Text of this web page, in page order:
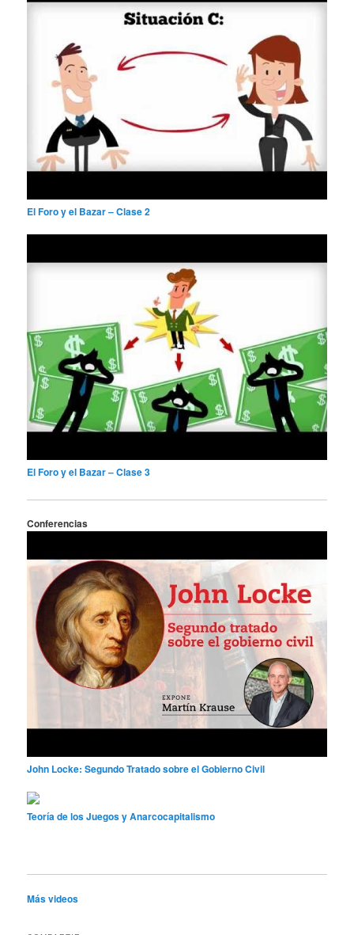
El Foro y el Bazar – Clase 2
El Foro y el Bazar – Clase 3
Conferencias
John Locke: Segundo Tratado sobre el Gobierno Civil
Teoría de los Juegos y Anarcocapitalismo
Más videos